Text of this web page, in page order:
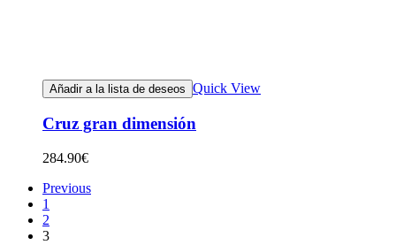
Añadir a la lista de deseos Quick View
Cruz gran dimensión
284.90€
Previous
1
2
3